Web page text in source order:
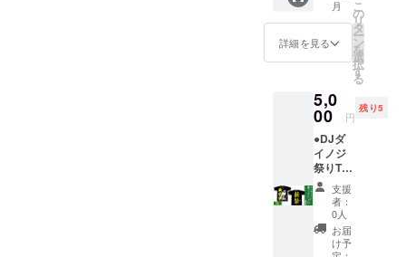
いたし
ます。
それ以
いただ
きま
す。
ダイノ
ジサイ
ン入りT
シャツ
です！
演に間
に合う
よう
2022/6/
16(木)
までに
ご支援
いただ
いた方
は
2022/6/
月
詳細を見る
こ
の
リ
タ
ー
ン
を
選
択
す
る
5,0
00 円
残り5
●DJダ
イノジ
祭りT
シャツ
(黄
色/XL)
で応
援！ (5
支援
者：
0人
お届
け予